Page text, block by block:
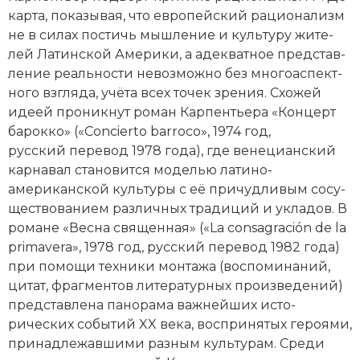
кар­та, по­ка­зы­вая, что ев­ропейский ра­цио­на­лизм
не в си­лах по­стичь мыш­ле­ние и куль­ту­ру жи­те­
лей Латинской Аме­ри­ки, а аде­к­ват­ное пред­став­
ле­ние ре­аль­но­сти не­воз­мож­но без мно­го­ас­пект­
но­го взгля­да, учё­та всех то­чек зре­ния. Схо­жей
иде­ей про­ник­нут ро­ман Карпентьера «Кон­церт
ба­рок­ко» («Concierto bar­roco», 1974 год,
русский перевод 1978 года), где ве­не­ци­ан­ский
кар­на­вал ста­но­вит­ся мо­де­лью латино-
американской куль­ту­ры с её при­чуд­ли­вым со­су­
ще­ст­во­ва­ни­ем различных тра­ди­ций и ук­ла­дов. В
ро­ма­не «Вес­на свя­щен­ная» («La consa­gra­ción de la
pri­ma­vera», 1978 год, русский перевод 1982 года)
при по­мо­щи тех­ни­ки мон­та­жа (вос­по­ми­на­ний,
ци­тат, фраг­мен­тов литературных про­из­ве­де­ний)
пред­став­ле­на па­но­ра­ма важ­ней­ших ис­то­
рических со­бы­тий XX века, вос­при­ня­тых ге­роя­ми,
при­над­ле­жав­ши­ми раз­ным куль­ту­рам. Сре­ди